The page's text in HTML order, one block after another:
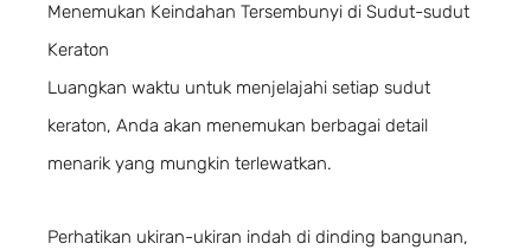
Menemukan Keindahan Tersembunyi di Sudut-sudut
Keraton
Luangkan waktu untuk menjelajahi setiap sudut
keraton, Anda akan menemukan berbagai detail
menarik yang mungkin terlewatkan.
Perhatikan ukiran-ukiran indah di dinding bangunan,